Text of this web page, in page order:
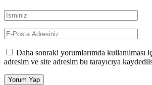
Daha sonraki yorumlarımda kullanılması
adresim ve site adresim bu tarayıcıya